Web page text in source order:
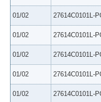
01/02 27614C0101L-
01/02 27614C0101L-
01/02 27614C0101L-
01/02 27614C0101L-
01/02 27614C0101L-